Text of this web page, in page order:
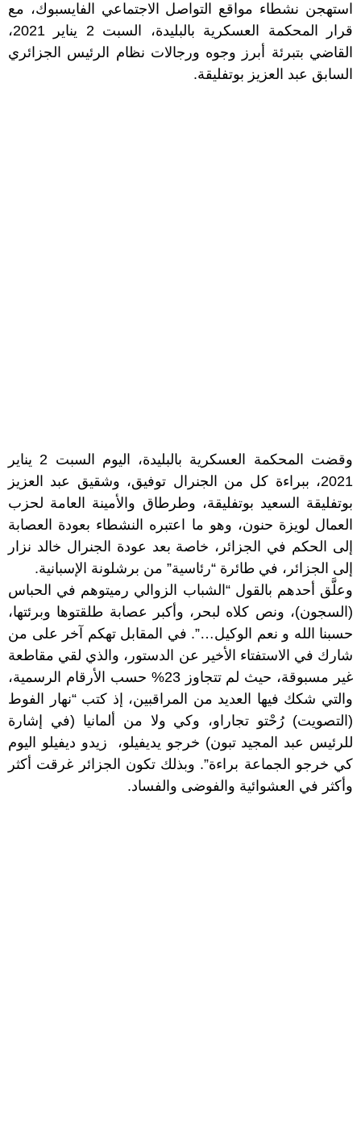
استهجن نشطاء مواقع التواصل الاجتماعي الفايسبوك، مع
قرار المحكمة العسكرية بالبليدة، السبت 2 يناير 2021،
القاضي بتبرئة أبرز وجوه ورجالات نظام الرئيس الجزائري
السابق عبد العزيز بوتفليقة.
وقضت المحكمة العسكرية بالبليدة، اليوم السبت 2 يناير
2021، ببراءة كل من الجنرال توفيق، وشقيق عبد العزيز
بوتفليقة السعيد بوتفليقة، وطرطاق والأمينة العامة لحزب
العمال لويزة حنون، وهو ما اعتبره النشطاء بعودة العصابة
إلى الحكم في الجزائر، خاصة بعد عودة الجنرال خالد نزار
إلى الجزائر، في طائرة “رئاسية” من برشلونة الإسبانية.
وعلَّق أحدهم بالقول “الشباب الزوالي رميتوهم في الحباس
(السجون)، ونص كلاه لبحر، وأكبر عصابة طلقتوها وبرئتها،
حسبنا الله و نعم الوكيل…”. في المقابل تهكم آخر على من
شارك في الاستفتاء الأخير عن الدستور، والذي لقي مقاطعة
غير مسبوقة، حيث لم تتجاوز 23% حسب الأرقام الرسمية،
والتي شكك فيها العديد من المراقبين، إذ كتب “نهار الفوط
(التصويت) رُحْتو تجاراو، وكي ولا من ألمانيا (في إشارة
للرئيس عبد المجيد تبون) خرجو يديفيلو، زيدو ديفيلو اليوم
كي خرجو الجماعة براءة”. وبذلك تكون الجزائر غرقت أكثر
وأكثر في العشوائية والفوضى والفساد.